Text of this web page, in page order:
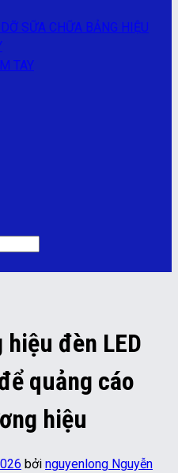
SỮA CHỮA BẢNG HIỆU
TAY
đèn LED
quảng cáo
hiệu
bởi nguyenlong Nguyễn